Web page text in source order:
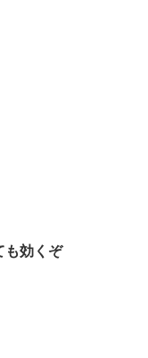
も効くぞ